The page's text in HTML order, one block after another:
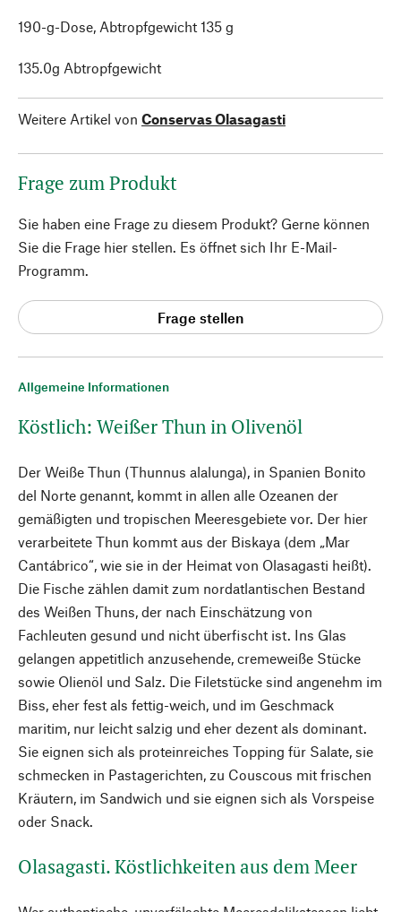
Allgemeine Informationen
Köstlich: Weißer Thun in Olivenöl
Der Weiße Thun (Thunnus alalunga), in Spanien Bonito
del Norte genannt, kommt in allen alle Ozeanen der
gemäßigten und tropischen Meeresgebiete vor. Der hier
verarbeitete Thun kommt aus der Biskaya (dem „Mar
Cantábrico“, wie sie in der Heimat von Olasagasti heißt).
Die Fische zählen damit zum nordatlantischen Bestand
des Weißen Thuns, der nach Einschätzung von
Fachleuten gesund und nicht überfischt ist. Ins Glas
gelangen appetitlich anzusehende, cremeweiße Stücke
sowie Olienöl und Salz. Die Filetstücke sind angenehm im
Biss, eher fest als fettig-weich, und im Geschmack
maritim, nur leicht salzig und eher dezent als dominant.
Sie eignen sich als proteinreiches Topping für Salate, sie
schmecken in Pastagerichten, zu Couscous mit frischen
Kräutern, im Sandwich und sie eignen sich als Vorspeise
oder Snack.
Olasagasti. Köstlichkeiten aus dem Meer
190-g-Dose, Abtropfgewicht 135 g
135.0g Abtropfgewicht
Weitere Artikel von Conservas Olasagasti
Frage zum Produkt
Sie haben eine Frage zu diesem Produkt? Gerne können
Sie die Frage hier stellen. Es öffnet sich Ihr E-Mail-
Programm.
Frage stellen